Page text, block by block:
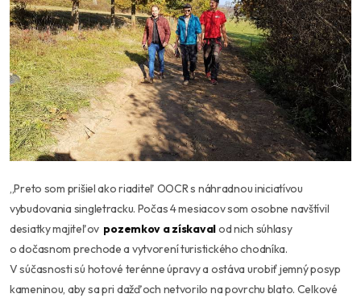
,,Preto som prišiel ako riaditeľ OOCR s náhradnou iniciatívou
vybudovania singletracku. Počas 4 mesiacov som osobne navštívil
desiatky majiteľov pozemkov a získavalod nich súhlasy
o dočasnom prechode a vytvorení turistického chodníka.
V súčasnosti sú hotové terénne úpravy a ostáva urobiť jemný posyp
kameninou, aby sa pri dažďoch netvorilo na povrchu blato. Celkové